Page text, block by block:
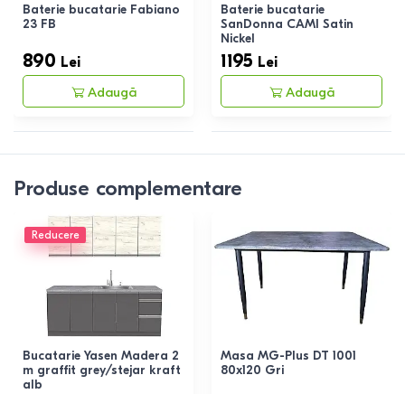
Baterie bucatarie Fabiano
23 FB
890 Lei
Adaugă
Baterie bucatarie
SanDonna CAMI Satin
Nickel
1195 Lei
Adaugă
Produse complementare
Reducere
Bucatarie Yasen Madera 2
m graffit grey/stejar kraft
alb
Masa MG-Plus DT 1001
80x120 Gri